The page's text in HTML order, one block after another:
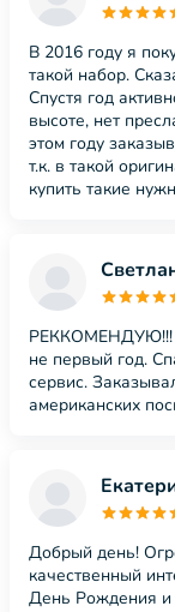
В 2016 году я
такой набор.
Спустя год
высоте, нет
этом году
т.к. в такой
купить такие
РЕККОМЕНДУЮ!!!
не первый год.
сервис.
американских
Добрый день!
качественный
День Рождения и